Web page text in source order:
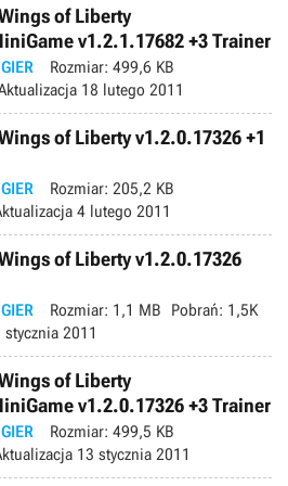
of Liberty
v1.2.1.17682 +3 Trainer
Rozmiar: 499,6 KB
18 lutego 2011
of Liberty v1.2.0.17326 +1
Rozmiar: 205,2 KB
4 lutego 2011
of Liberty v1.2.0.17326
Rozmiar: 1,1 MB Pobrań: 1,5K
stycznia 2011
of Liberty
v1.2.0.17326 +3 Trainer
Rozmiar: 499,5 KB
13 stycznia 2011